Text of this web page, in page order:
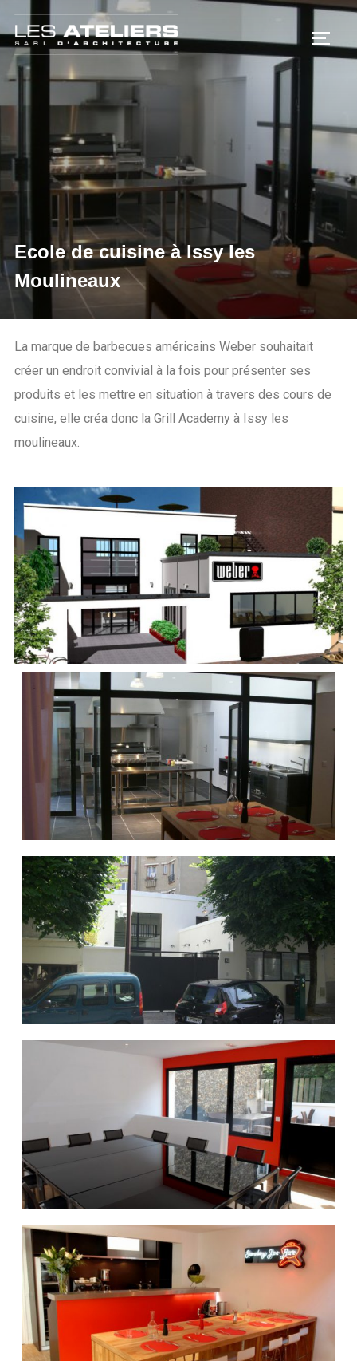
Ecole de cuisine à Issy les
Moulineaux
La marque de barbecues américains Weber souhaitait
créer un endroit convivial à la fois pour présenter ses
produits et les mettre en situation à travers des cours de
cuisine, elle créa donc la Grill Academy à Issy les
moulineaux.